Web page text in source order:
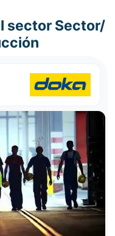
sector Sector/